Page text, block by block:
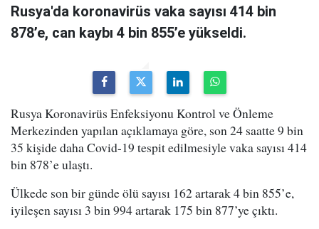
Rusya'da koronavirüs vaka sayısı 414 bin
878’e, can kaybı 4 bin 855’e yükseldi.
Rusya Koronavirüs Enfeksiyonu Kontrol ve Önleme
Merkezinden yapılan açıklamaya göre, son 24 saatte 9 bin
35 kişide daha Covid-19 tespit edilmesiyle vaka sayısı 414
bin 878’e ulaştı.
Ülkede son bir günde ölü sayısı 162 artarak 4 bin 855’e,
iyileşen sayısı 3 bin 994 artarak 175 bin 877’ye çıktı.